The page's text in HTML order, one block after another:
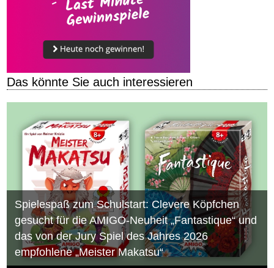
Das könnte Sie auch interessieren
Spielespaß zum Schulstart: Clevere Köpfchen
gesucht für die AMIGO-Neuheit „Fantastique“ und
das von der Jury Spiel des Jahres 2026
empfohlene „Meister Makatsu“